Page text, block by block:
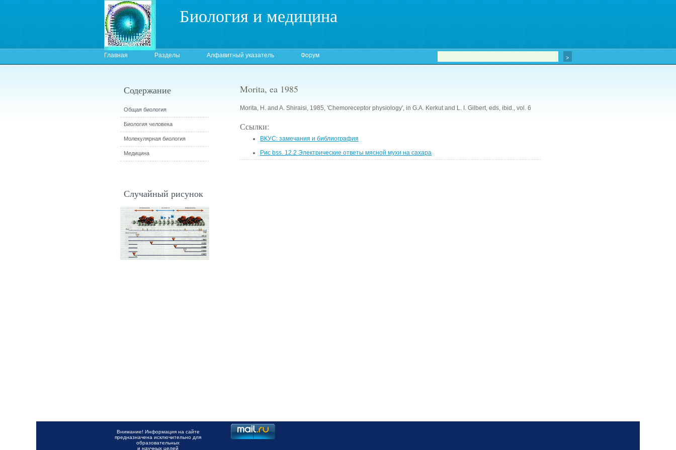
Биология и медицина
Главная Разделы Алфавитный указатель Форум
Morita, ea 1985
Morita, H. and A. Shiraisi, 1985, 'Chemoreceptor physiology', in G.A. Kerkut and L. I. Gilbert, eds, ibid., vol. 6
Ссылки:
ВКУС: замечания и библиография
Рис bss. 12.2 Электрические ответы мясной мухи на сахара
Содержание
Общая биология
Биология человека
Молекулярная биология
Медицина
Случайный рисунок
Внимание! Информация на сайте
предназначена исключительно для
образовательных
и научных целей